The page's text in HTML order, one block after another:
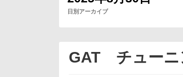
日別アーカイブ
GAT チューニ